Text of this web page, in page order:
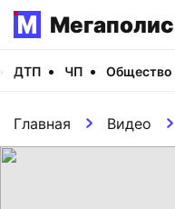
Мегаполис
ДТП ЧП Общество
Главная Видео